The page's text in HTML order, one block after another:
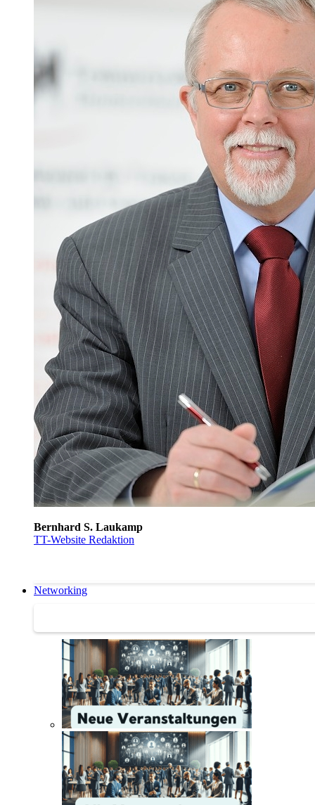
Bernhard S. Laukamp
TT-Website Redaktion
Networking